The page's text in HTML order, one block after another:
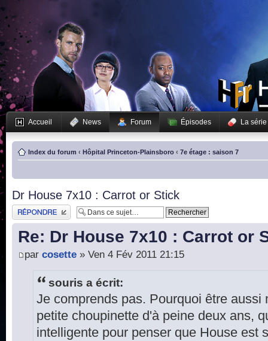
Accueil News Forum Épisodes La série
Index du forum ‹ Hôpital Princeton-Plainsboro ‹ 7e étage : saison 7
Dr House 7x10 : Carrot or Stick
Publier une réponse
Re: Dr House 7x10 : Carrot or
par cosette » Ven 4 Fév 2011 21:15
souris a écrit:
Je comprends pas. Pourquoi être aussi
petite choupinette d'à peine deux ans,
intelligente pour penser que House est